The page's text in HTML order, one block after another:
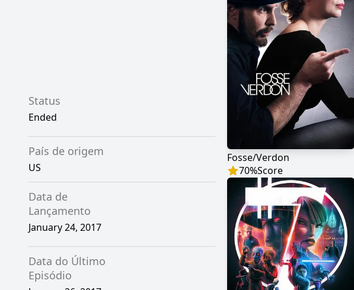
Status
Ended
País de origem
US
Data de
Lançamento
January 24, 2017
Data do Último
Episódio
Fosse/Verdon
70%Score